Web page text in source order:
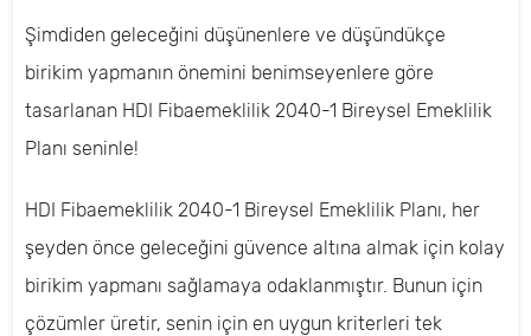
Şimdiden geleceğini düşünenlere ve düşündükçe
birikim yapmanın önemini benimseyenlere göre
tasarlanan HDI Fibaemeklilik 2040-1 Bireysel Emeklilik
Planı seninle!
HDI Fibaemeklilik 2040-1 Bireysel Emeklilik Planı, her
şeyden önce geleceğini güvence altına almak için kolay
birikim yapmanı sağlamaya odaklanmıştır. Bunun için
çözümler üretir, senin için en uygun kriterleri tek